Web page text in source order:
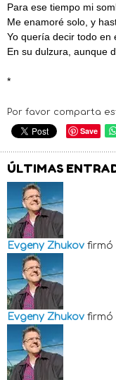
Para ese tiempo mi
Me enamoré solo, y
Yo quería decir todo en
En su dulzura, aunque
*
Por favor comparta
Save
ÚLTIMAS
Evgeny Zhukov firmó
Evgeny Zhukov firmó